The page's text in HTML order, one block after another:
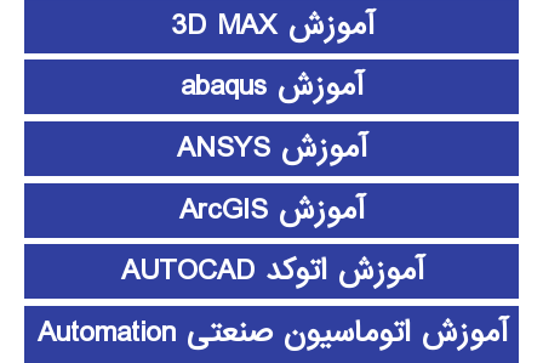
آموزش 3D MAX
آموزش abaqus
آموزش ANSYS
آموزش ArcGIS
آموزش اتوکد AUTOCAD
آموزش اتوماسیون صنعتی Automation